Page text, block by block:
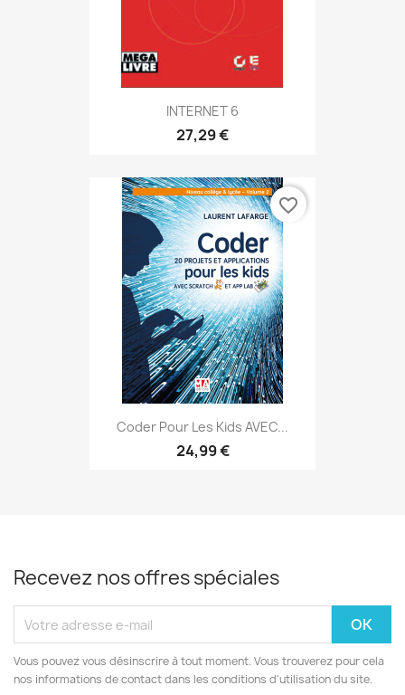
INTERNET 6
27,29 €
Coder Pour Les Kids AVEC...
24,99 €
favorite_border
Recevez nos offres spéciales
Vous pouvez vous désinscrire à tout moment. Vous trouverez pour cela
nos informations de contact dans les conditions d'utilisation du site.